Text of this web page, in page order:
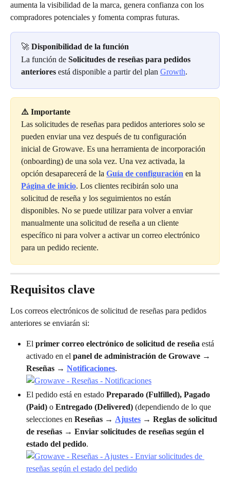
aumenta la visibilidad de la marca, genera confianza con los
compradores potenciales y fomenta compras futuras.
🚀 Disponibilidad de la función
La función de Solicitudes de reseñas para pedidos
anteriores está disponible a partir del plan Growth.
⚠️ Importante
Las solicitudes de reseñas para pedidos anteriores solo se
pueden enviar una vez después de tu configuración
inicial de Growave. Es una herramienta de incorporación
(onboarding) de una sola vez. Una vez activada, la
opción desaparecerá de la Guía de configuración en la
Página de inicio. Los clientes recibirán solo una
solicitud de reseña y los seguimientos no están
disponibles. No se puede utilizar para volver a enviar
manualmente una solicitud de reseña a un cliente
específico ni para volver a activar un correo electrónico
para un pedido reciente.
Requisitos clave
Los correos electrónicos de solicitud de reseñas para pedidos
anteriores se enviarán si:
El primer correo electrónico de solicitud de reseña está
activado en el panel de administración de Growave →
Reseñas → Notificaciones.
El pedido está en estado Preparado (Fulfilled), Pagado
(Paid) o Entregado (Delivered) (dependiendo de lo que
selecciones en Reseñas → Ajustes → Reglas de solicitud
de reseñas → Enviar solicitudes de reseñas según el
estado del pedido.